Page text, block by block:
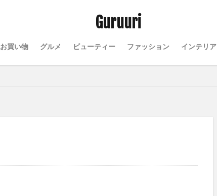
Guruuri
お買い物 グルメ ビューティー ファッション インテリア